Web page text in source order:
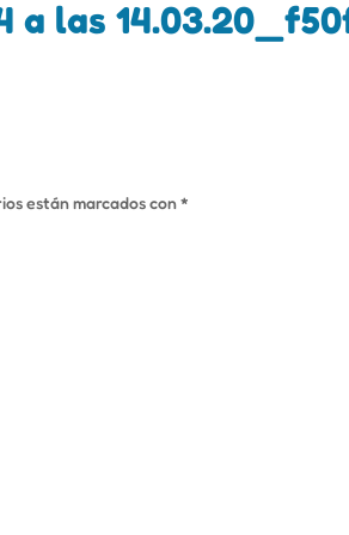
a las
están marcados con*